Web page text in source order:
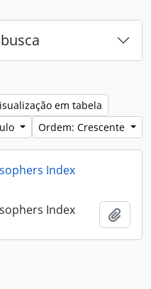
em tabela
Ordem: Crescente
Index
Index